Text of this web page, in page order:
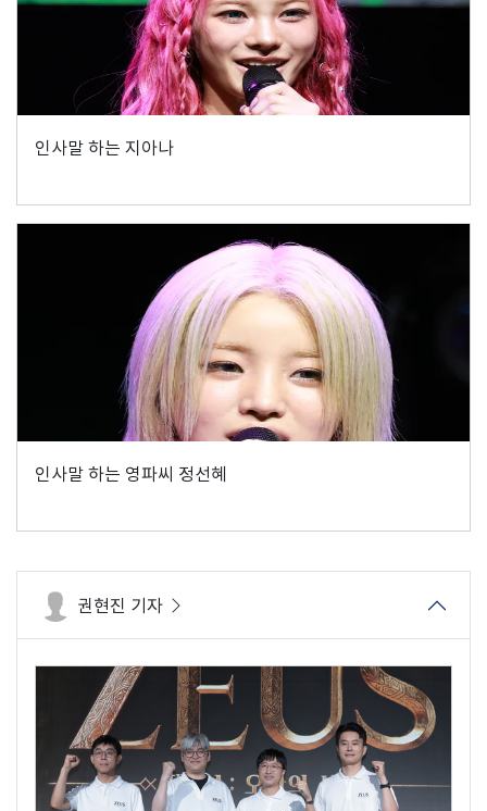
인사말 하는 지아나
인사말 하는 영파씨 정선혜
권현진 기자